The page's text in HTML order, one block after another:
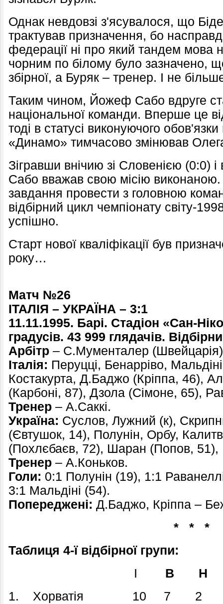
Однак невдовзі з'ясувалося, що
трактував призначення, бо
федерації ні про який тандем мова
чорним по білому було зазначено,
збірної, а Буряк – тренер. І не
Таким чином, Йожеф Сабо вдруге
національної команди. Вперше це
тоді в статусі виконуючого обов'язки
«Динамо» тимчасово змінював
Зігравши внічию зі Словенією (0:0)
Сабо вважав свою місію
завдання провести з головною
відбірний цикл чемпіонату світу-
успішно.
Старт нової кваліфікації був
року…
Матч №26
ІТАЛІЯ – УКРАЇНА – 3:1
11.11.1995. Барі. Стадіон «Сан-
градусів. 43 999 глядачів.
Арбітр – С.Мументалер
Італія: Перуцці, Бенарріво,
Костакурта, Д.Баджо (Кріппа, 46),
(Карбоні, 87), Дзола (Сімоне, 65),
Тренер – А.Саккі.
Україна: Суслов, Лужний (к),
(Євтушок, 14), Полунін, Орбу,
(Похлєбаєв, 72), Шаран (Попов, 51),
Тренер – А.Коньков.
Голи: 0:1 Полунін (19), 1:1
3:1 Мальдіні (54).
Попереджені: Д.Баджо, Кріппа –
* * *
Таблиця 4-ї відбірної групи:
І В Н
1. Хорватія 10 7 2